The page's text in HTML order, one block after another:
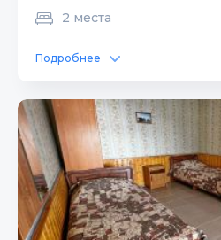
2 места
Подробнее